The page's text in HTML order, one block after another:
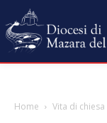
Home Vita di chiesa